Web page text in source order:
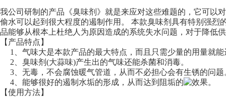
我公司研制的产品《臭味剂》就是来应对这些难题的，它可以
偷水可以起到很大程度的遏制作用。 本款臭味剂具有特别强
品能够从根本上杜绝人为原因造成的系统失水问题，对于降低
【产品特点】
1、气味大是本款产品的最大特点，而且只需少量的用量就
2、臭味剂(大蒜味)产生出的气味还能杀菌和消毒。
3、无毒，不会腐蚀暖气管道，从而不必担心会有生锈的问题
4、能够很好的遏制水垢的形成，从而达到阻垢的
效果。
【使用方法】